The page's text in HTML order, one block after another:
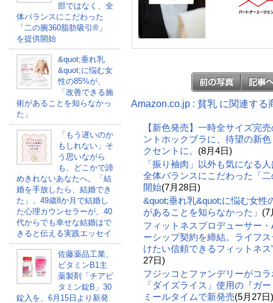
部ではなく、全
体バランスにこだわった
「二の腕360脂肪吸引®」
を提供開始
&quot;垂れ乳
&quot;に悩む女
性の85%が、
「改善できる施
術があることを知らなかっ
た」
「もう遅いのか
もしれない」そ
う思いながら
も、どこかで諦
めきれないあなたへ。「結
婚を手放したら、結婚でき
た」、49歳8か月で結婚し
た心理カウンセラーが、40
代からでも幸せな結婚はで
きると伝える実践エッセイ
佐藤薬品工業、
ビタミンB1主
薬製剤「チアビ
タミン錠B」30
錠入を、6月15日より新発
Amazon.co.jp : 貧乳 に関連する
【新色発売】一時全サイズ完
ントホックブラに、待望の新
クセントに。 (8月4日)
「振り袖肉」以外も気になる
全体バランスにこだわった「
開始(7月28日)
&quot;垂れ乳&quot;に悩む女性
があることを知らなかった」 (7
フィットネスプロデューサー
ーシップ契約を締結。ライフ
けたい信頼できるフィットネス
27日)
フジッコとファンデリーがコ
「ダイズライス」使用の『ガ
ミールタイムで新発売(5月27日)